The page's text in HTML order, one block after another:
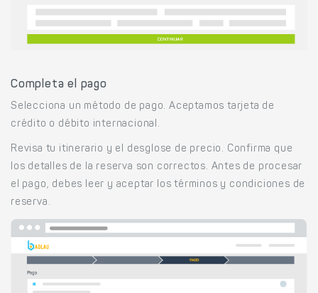
Completa el pago
Selecciona un método de pago. Aceptamos tarjeta de
crédito o débito internacional.
Revisa tu itinerario y el desglose de precio. Confirma que
los detalles de la reserva son correctos. Antes de procesar
el pago, debes leer y aceptar los términos y condiciones de
reserva.